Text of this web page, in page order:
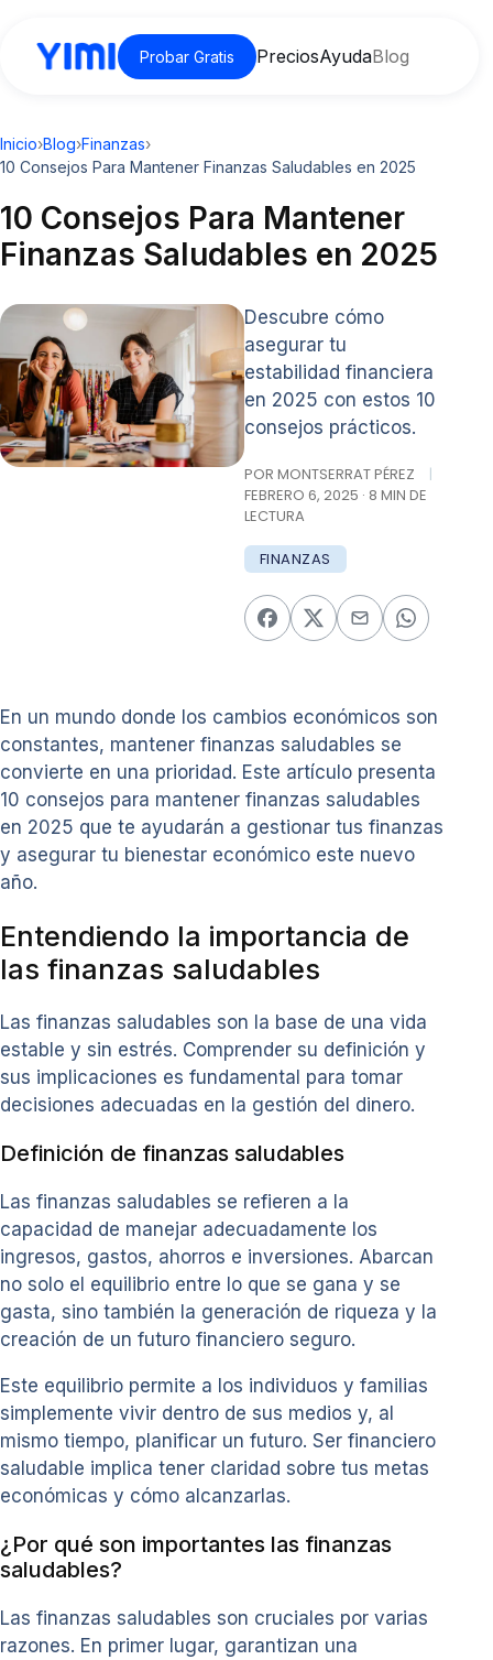
Probar Gratis PreciosAyudaBlog
Inicio›Blog›Finanzas›
10 Consejos Para Mantener Finanzas Saludables en 2025
10 Consejos Para Mantener
Finanzas Saludables en 2025
Descubre cómo
asegurar tu
estabilidad financiera
en 2025 con estos 10
consejos prácticos.
POR MONTSERRAT PÉREZ
|
FEBRERO 6, 2025 · 8 MIN DE
LECTURA
FINANZAS
En un mundo donde los cambios económicos son
constantes, mantener finanzas saludables se
convierte en una prioridad. Este artículo presenta
10 consejos para mantener finanzas saludables
en 2025 que te ayudarán a gestionar tus finanzas
y asegurar tu bienestar económico este nuevo
año.
Entendiendo la importancia de
las finanzas saludables
Las finanzas saludables son la base de una vida
estable y sin estrés. Comprender su definición y
sus implicaciones es fundamental para tomar
decisiones adecuadas en la gestión del dinero.
Definición de finanzas saludables
Las finanzas saludables se refieren a la
capacidad de manejar adecuadamente los
ingresos, gastos, ahorros e inversiones. Abarcan
no solo el equilibrio entre lo que se gana y se
gasta, sino también la generación de riqueza y la
creación de un futuro financiero seguro.
Este equilibrio permite a los individuos y familias
simplemente vivir dentro de sus medios y, al
mismo tiempo, planificar un futuro. Ser financiero
saludable implica tener claridad sobre tus metas
económicas y cómo alcanzarlas.
¿Por qué son importantes las finanzas
saludables?
Las finanzas saludables son cruciales por varias
razones. En primer lugar, garantizan una